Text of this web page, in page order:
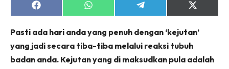
Share
on
Share
on
Share
on
Share
on
(Twitter)
Pasti ada hari anda yang penuh dengan ‘kejutan’
yang jadi secara tiba-tiba melalui reaksi tubuh
badan anda. Kejutan yang di maksudkan pula adalah